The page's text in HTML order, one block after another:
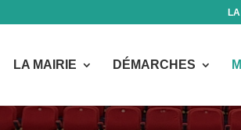
LA MAIRIE DÉMARCHES